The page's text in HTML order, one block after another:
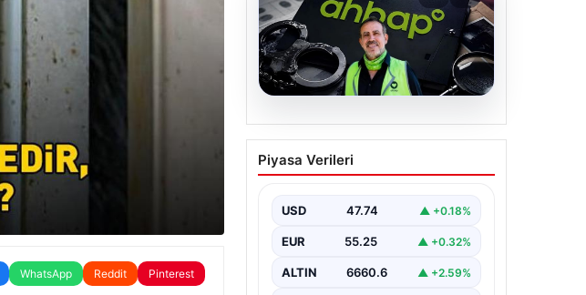
WhatsApp Reddit Pinterest
07.08.2026
Ahbap Derneği
yönetimine kayyum
başladı
Piyasa Verileri
USD 47.74 ▲ +0.18%
EUR 55.25 ▲ +0.32%
ALTIN 6660.6 ▲ +2.59%